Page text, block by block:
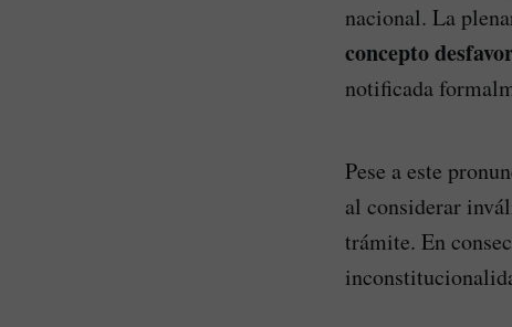
nacional. La
concepto
notificada
Pese a este
al considerar
trámite. En